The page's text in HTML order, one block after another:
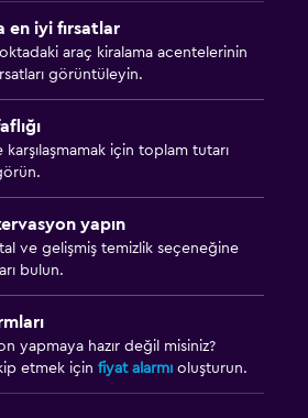
en iyi fırsatlar
araç kiralama acentelerinin
görüntüleyin.
karşılaşmamak için toplam tutarı
yapın
ve gelişmiş temizlik seçeneğine
bulun.
yapmaya hazır değil misiniz?
etmek için fiyat alarmı oluşturun.